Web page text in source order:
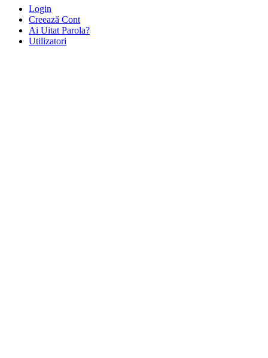
Login
Creează Cont
Ai Uitat Parola?
Utilizatori